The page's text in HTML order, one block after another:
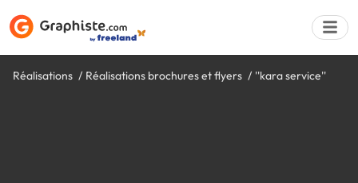
Réalisations Réalisations brochures et flyers ''kara service''